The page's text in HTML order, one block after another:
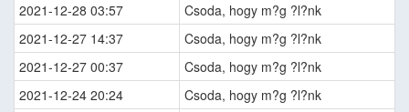
2021-12-28 03:57
Csoda, hogy m?g ?l?nk
2021-12-27 14:37
Csoda, hogy m?g ?l?nk
2021-12-27 00:37
Csoda, hogy m?g ?l?nk
2021-12-24 20:24
Csoda, hogy m?g ?l?nk